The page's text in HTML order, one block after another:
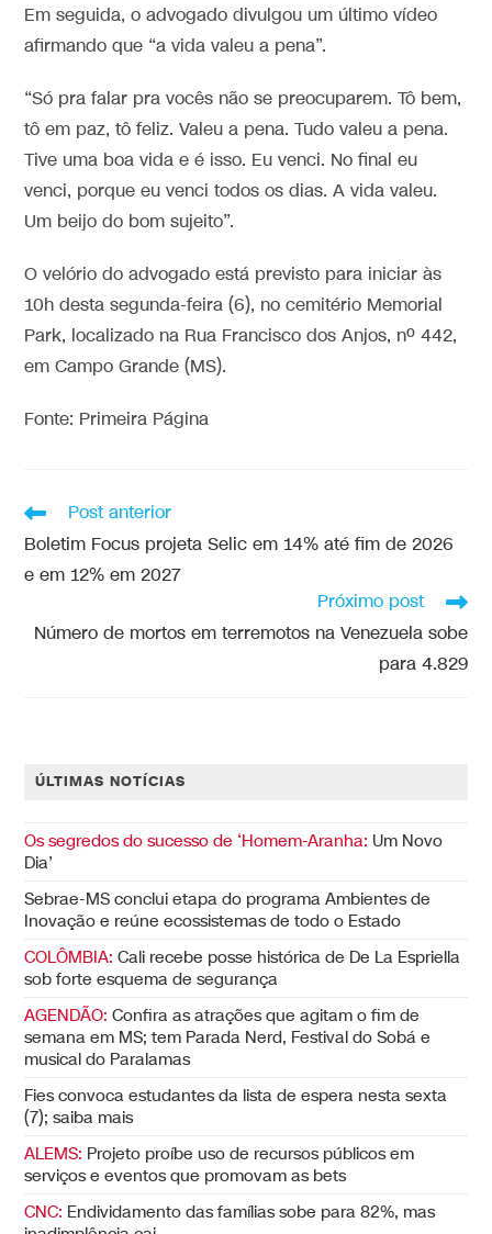
Em seguida, o advogado divulgou um último vídeo
afirmando que “a vida valeu a pena”.
“Só pra falar pra vocês não se preocuparem. Tô bem,
tô em paz, tô feliz. Valeu a pena. Tudo valeu a pena.
Tive uma boa vida e é isso. Eu venci. No final eu
venci, porque eu venci todos os dias. A vida valeu.
Um beijo do bom sujeito”.
O velório do advogado está previsto para iniciar às
10h desta segunda-feira (6), no cemitério Memorial
Park, localizado na Rua Francisco dos Anjos, nº 442,
em Campo Grande (MS).
Fonte: Primeira Página
Post anterior
Boletim Focus projeta Selic em 14% até fim de 2026
e em 12% em 2027
Próximo post
Número de mortos em terremotos na Venezuela sobe
para 4.829
ÚLTIMAS NOTÍCIAS
Os segredos do sucesso de ‘Homem-Aranha: Um Novo
Dia’
Sebrae-MS conclui etapa do programa Ambientes de
Inovação e reúne ecossistemas de todo o Estado
COLÔMBIA: Cali recebe posse histórica de De La Espriella
sob forte esquema de segurança
AGENDÃO: Confira as atrações que agitam o fim de
semana em MS; tem Parada Nerd, Festival do Sobá e
musical do Paralamas
Fies convoca estudantes da lista de espera nesta sexta
(7); saiba mais
ALEMS: Projeto proíbe uso de recursos públicos em
serviços e eventos que promovam as bets
CNC: Endividamento das famílias sobe para 82%, mas